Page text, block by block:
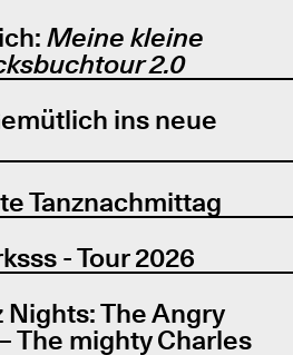
Meine kleine
2.0
ins neue
Tanznachmittag
- Tour 2026
Nights: The Angry
The mighty Charles